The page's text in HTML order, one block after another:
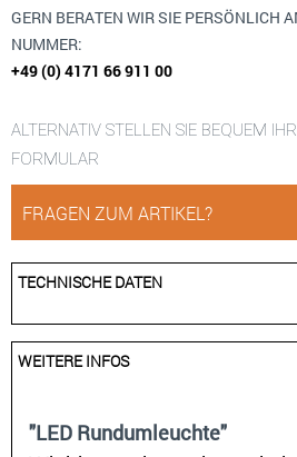
GERN BERATEN WIR SIE PERSÖNLICH
NUMMER:
+49 (0) 4171 66 911 00
ALTERNATIV STELLEN SIE BEQUEM
FORMULAR
FRAGEN ZUM ARTIKEL?
TECHNISCHE DATEN
WEITERE INFOS
"LED Rundumleuchte"